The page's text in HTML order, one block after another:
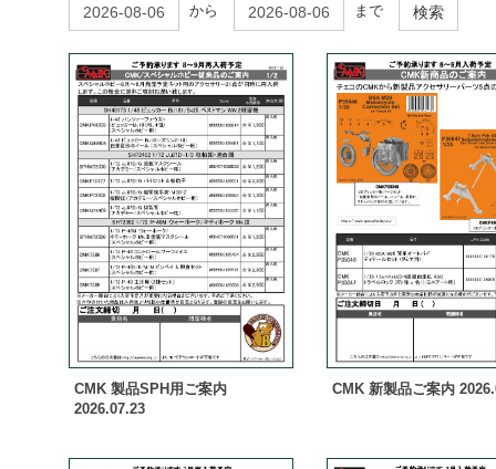
から
まで 検索
CMK 製品SPH用ご案内
2026.07.23
CMK 新製品ご案内